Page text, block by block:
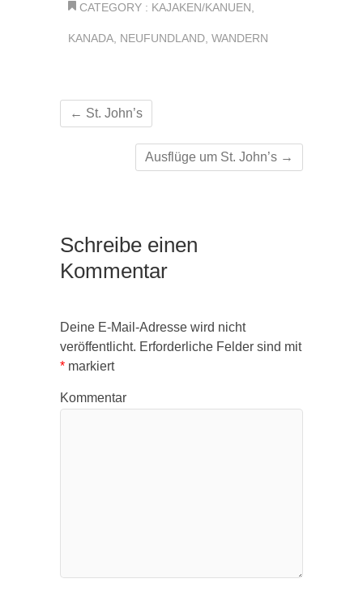
CATEGORY : KAJAKEN/KANUEN
KANADA NEUFUNDLAND WANDERN
← St. John’s
Ausflüge um St. John’s →
Schreibe einen
Kommentar
Deine E-Mail-Adresse wird nicht
veröffentlicht. Erforderliche Felder sind mit
* markiert
Kommentar